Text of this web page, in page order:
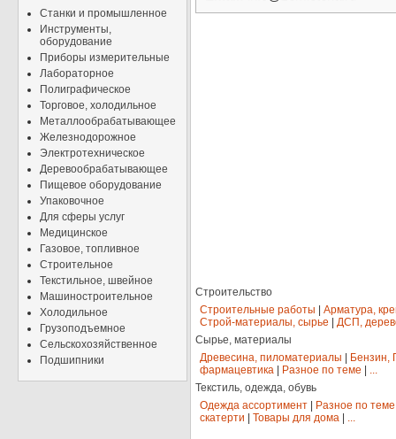
Станки и промышленное
Инструменты,
оборудование
Приборы измерительные
Лабораторное
Полиграфическое
Торговое, холодильное
Металлообрабатывающее
Железнодорожное
Электротехническое
Деревообрабатывающее
Пищевое оборудование
Упаковочное
Для сферы услуг
Медицинское
Газовое, топливное
Строительное
Текстильное, швейное
Машиностроительное
Холодильное
Грузоподъемное
Сельскохозяйственное
Подшипники
Строительство
Строительные работы
Арматура,
Строй-материалы, сырье
ДСП,
Сырье, материалы
Древесина, пиломатериалы
Бензин,
фармацевтика
Разное по теме
...
Текстиль, одежда, обувь
Одежда ассортимент
Разное по теме
скатерти
Товары для дома ...